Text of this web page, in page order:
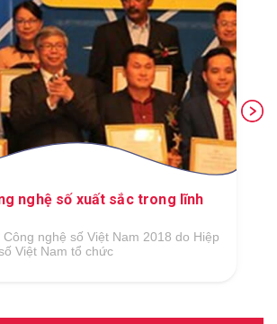
- Hãng thông tấn tài
trong lĩnh vực giáo dục với những bài
tính phí, hướng dẫn học tập, cung